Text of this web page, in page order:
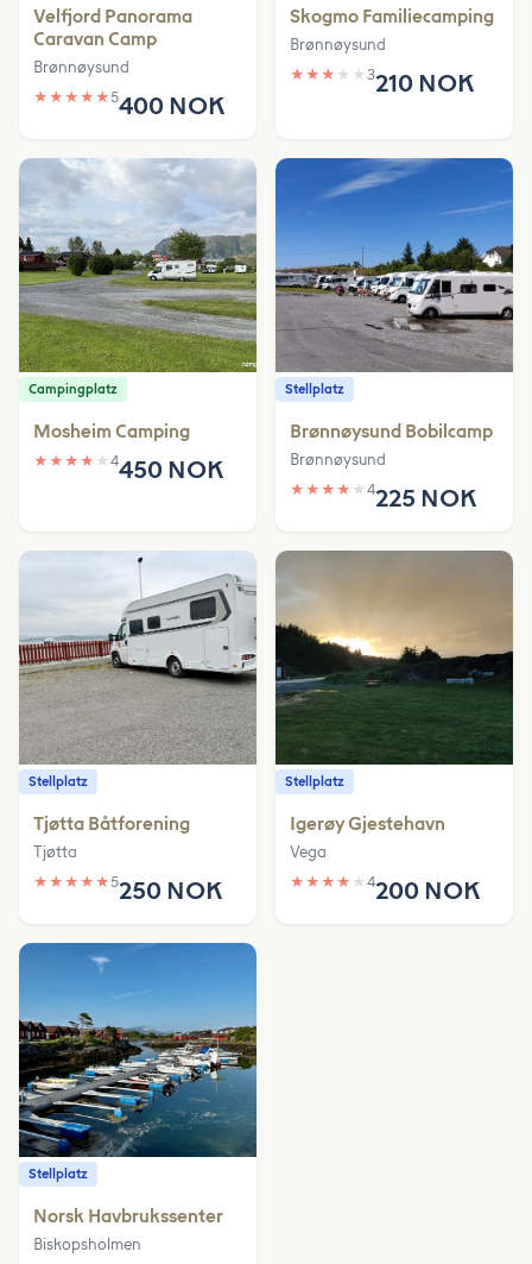
Velfjord Panorama
Caravan Camp
Brønnøysund
★ ★ ★ ★ ★5400 NOK
Skogmo Familiecamping
Brønnøysund
★ ★ ★ ★ ★ 3210 NOK
Campingplatz
Mosheim Camping
★ ★ ★ ★ ★ 4450 NOK
Stellplatz
Brønnøysund Bobilcamp
Brønnøysund
★ ★ ★ ★ ★ 4225 NOK
Stellplatz
Tjøtta Båtforening
Tjøtta
★ ★ ★ ★ ★5250 NOK
Stellplatz
Igerøy Gjestehavn
Vega
★ ★ ★ ★ ★ 4200 NOK
Stellplatz
Norsk Havbrukssenter
Biskopsholmen